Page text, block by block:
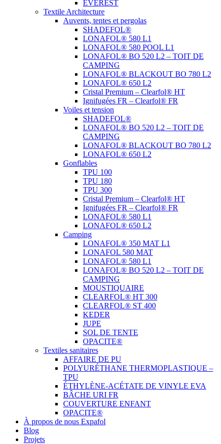
EVEREST
Textile Architecture
Auvents, tentes et pergolas
SHADEFOL®
LONAFOL® 580 L1
LONAFOL® 580 POOL L1
LONAFOL® BO 520 L2 – TOIT DE
CAMPING
LONAFOL® BLACKOUT BO 780 L2
LONAFOL® 650 L2
Cristal Premium – Clearfol® HT
Ignifugées FR – Clearfol® FR
Voiles et tension
SHADEFOL®
LONAFOL® BO 520 L2 – TOIT DE
CAMPING
LONAFOL® BLACKOUT BO 780 L2
LONAFOL® 650 L2
Gonflables
TPU 100
TPU 180
TPU 300
Cristal Premium – Clearfol® HT
Ignifugées FR – Clearfol® FR
LONAFOL® 580 L1
LONAFOL® 650 L2
Camping
LONAFOL® 350 MAT L1
LONAFOL 580 MAT
LONAFOL® 580 L1
LONAFOL® BO 520 L2 – TOIT DE
CAMPING
MOUSTIQUAIRE
CLEARFOL® HT 300
CLEARFOL® ST 400
KEDER
JUPE
SOL DE TENTE
OPACITE®
Textiles sanitaires
AFFAIRE DE PU
POLYURÉTHANE THERMOPLASTIQUE –
TPU
ÉTHYLÈNE-ACÉTATE DE VINYLE EVA
BÂCHE URI FR
COUVERTURE ENFANT
OPACITE®
À propos de nous Expafol
Blog
Projets